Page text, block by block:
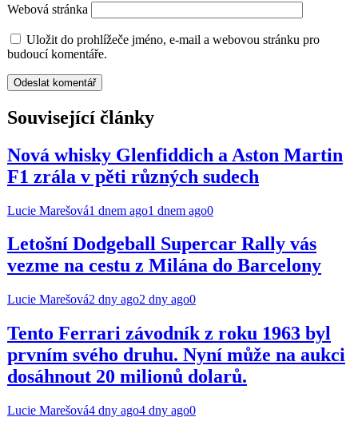
Webová stránka
Uložit do prohlížeče jméno, e-mail a webovou stránku pro
budoucí komentáře.
Související články
Nová whisky Glenfiddich a Aston Martin
F1 zrála v pěti různých sudech
Lucie Marešová1 dnem ago1 dnem ago0
Letošní Dodgeball Supercar Rally vás
vezme na cestu z Milána do Barcelony
Lucie Marešová2 dny ago2 dny ago0
Tento Ferrari závodník z roku 1963 byl
prvním svého druhu. Nyní může na aukci
dosáhnout 20 milionů dolarů.
Lucie Marešová4 dny ago4 dny ago0